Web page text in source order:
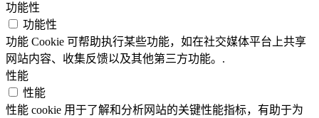
功能性
功能性
功能 Cookie 可帮助执行某些功能，如在社交媒体平台上共享
网站内容、收集反馈以及其他第三方功能。.
性能
性能
性能 cookie 用于了解和分析网站的关键性能指标，有助于为